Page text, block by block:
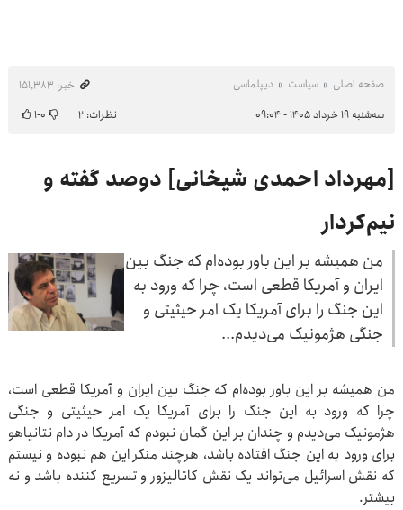
صفحه اصلی سیاست دیپلماسی
خبر: ۱۵۱٬۳۸۳
سه‌شنبه ۱۹ خرداد ۱۴۰۵ - ۰۹:۰۴
نظرات: ۲ ۰-۱
[مهرداد احمدی شیخانی] دوصد گفته و
نیم‌کردار
من همیشه بر این باور بوده‌ام که جنگ بین
ایران و آمریکا قطعی است، چرا که ورود به
این جنگ را برای آمریکا یک امر حیثیتی و
جنگی هژمونیک می‌دیدم...
من همیشه بر این باور بوده‌ام که جنگ بین ایران و آمریکا قطعی است،
چرا که ورود به این جنگ را برای آمریکا یک امر حیثیتی و جنگی
هژمونیک می‌دیدم و چندان بر این گمان نبودم که آمریکا در دام نتانیاهو
برای ورود به این جنگ افتاده باشد، هرچند منکر این هم نبوده و نیستم
که نقش اسرائیل می‌تواند یک نقش کاتالیزور و تسریع کننده باشد و نه
بیشتر.